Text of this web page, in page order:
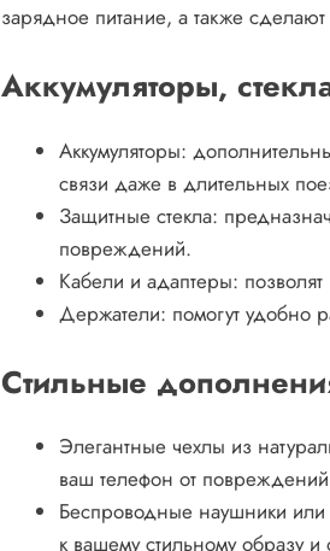
зарядное питание, а также
Аккумуляторы,
Аккумуляторы:
связи даже в длительных
Защитные стекла:
повреждений.
Кабели и адаптеры:
Держатели: помогут удобно
Стильные
Элегантные чехлы из
ваш телефон от
Беспроводные наушники
к вашему стильному образу